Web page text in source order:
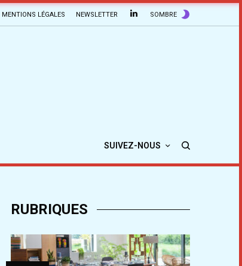
MENTIONS LÉGALES NEWSLETTER SOMBRE
SUIVEZ-NOUS
RUBRIQUES